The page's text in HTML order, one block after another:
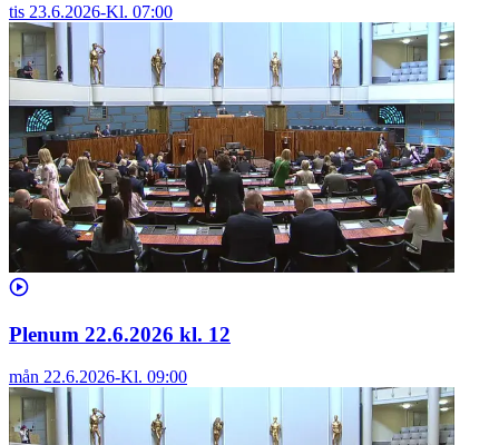
tis 23.6.2026-Kl. 07:00
Plenum 22.6.2026 kl. 12
mån 22.6.2026-Kl. 09:00